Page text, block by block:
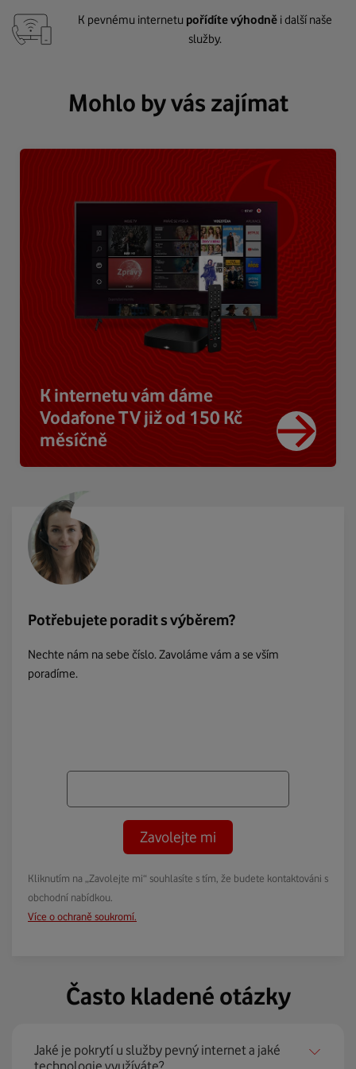
K pevnému internetu pořídíte výhodně i další naše
služby.
Mohlo by vás zajímat
K internetu vám dáme
Vodafone TV již od 150 Kč
měsíčně
Potřebujete poradit s výběrem?
Nechte nám na sebe číslo. Zavoláme vám a se vším
poradíme.
Zavolejte mi
Kliknutím na „Zavolejte mi“ souhlasíte s tím, že budete kontaktováni s
obchodní nabídkou.
Více o ochraně soukromí.
Často kladené otázky
Jaké je pokrytí u služby pevný internet a jaké
technologie využíváte?